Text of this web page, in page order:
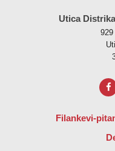
Utica
Filankevi-